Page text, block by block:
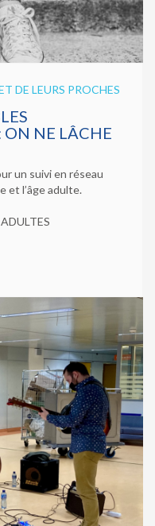
DE LEURS PROCHES
ON NE LÂCHE
un suivi en réseau
et l’âge adulte.